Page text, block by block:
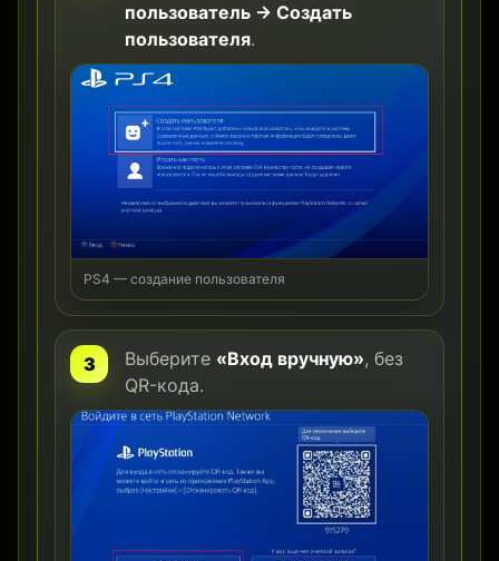
пользователь → Создать
пользователя.
PS4 — создание пользователя
Выберите «Вход вручную», без
QR-кода.